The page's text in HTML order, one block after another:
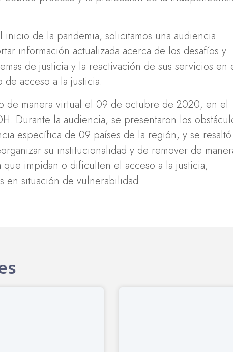
de la pandemia, solicitamos una audiencia
información actualizada acerca de los desafíos y
de justicia y la reactivación de sus servicios en
acceso a la justicia.
de manera virtual el 09 de octubre de 2020, en el
Durante la audiencia, se presentaron los
específica de 09 países de la región, y se
su institucionalidad y de remover de
impidan o dificulten el acceso a la justicia,
en situación de vulnerabilidad.